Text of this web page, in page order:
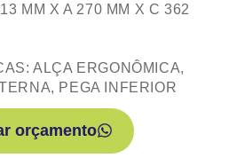
MM X A 270 MM X C 362
ALÇA ERGONÔMICA,
PEGA INFERIOR
orçamento